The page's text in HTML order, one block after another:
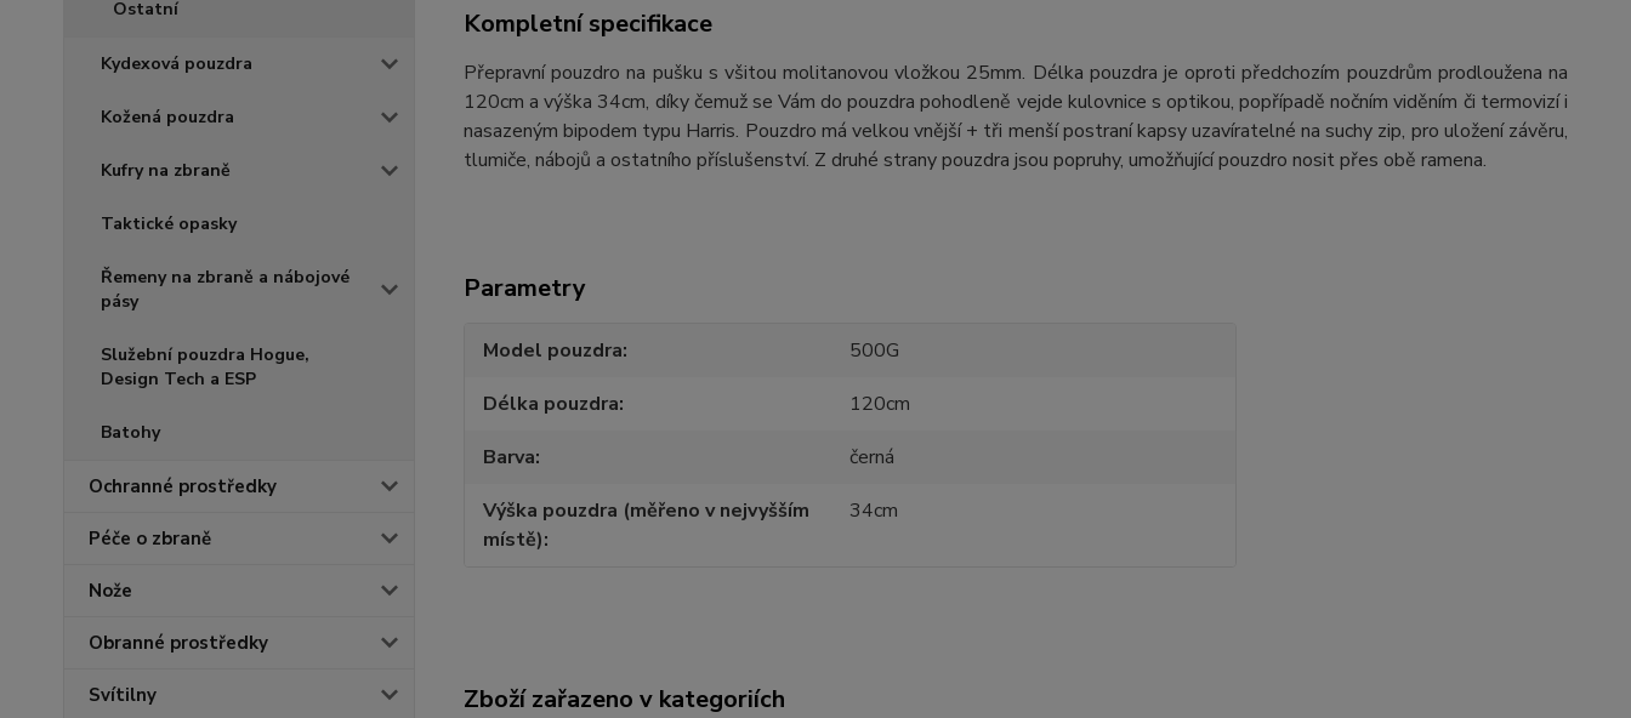
Ostatní
Kydexová pouzdra
Kožená pouzdra
Kufry na zbraně
Taktické opasky
Řemeny na zbraně a nábojové
pásy
Služební pouzdra Hogue,
Design Tech a ESP
Batohy
Ochranné prostředky
Péče o zbraně
Nože
Obranné prostředky
Svítilny
Kompletní specifikace
Přepravní pouzdro na pušku s všitou molitanovou vložkou 25mm. Délka pouzdra je oproti předchozím pouzdrům prodloužena na
120cm a výška 34cm, díky čemuž se Vám do pouzdra pohodleně vejde kulovnice s optikou, popřípadě nočním viděním či termovizí i
nasazeným bipodem typu Harris. Pouzdro má velkou vnější + tři menší postraní kapsy uzavíratelné na suchy zip, pro uložení závěru,
tlumiče, nábojů a ostatního příslušenství. Z druhé strany pouzdra jsou popruhy, umožňující pouzdro nosit přes obě ramena.
Parametry
Model pouzdra
500G
Délka pouzdra
120cm
Barva
černá
Výška pouzdra (měřeno v nejvyšším
místě)
34cm
Zboží zařazeno v kategoriích